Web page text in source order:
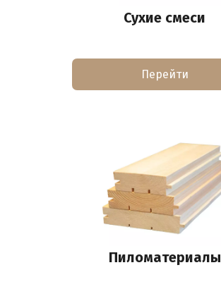
Сухие смеси
Перейти
Пиломатериалы